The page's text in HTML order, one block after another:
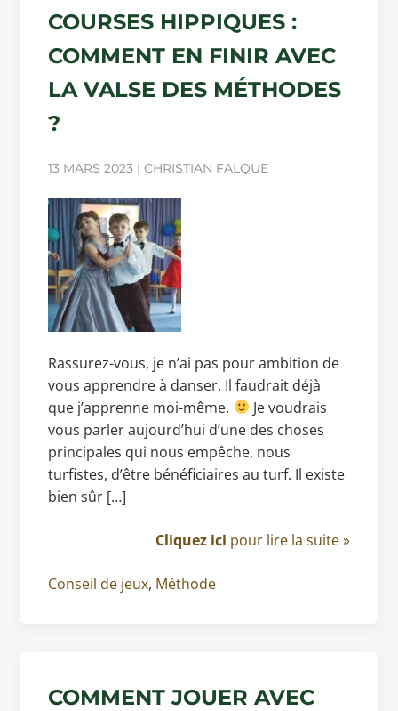
COURSES HIPPIQUES :
COMMENT EN FINIR AVEC
LA VALSE DES MÉTHODES
?
13 MARS 2023 | CHRISTIAN FALQUE
Rassurez-vous, je n’ai pas pour ambition de
vous apprendre à danser. Il faudrait déjà
que j’apprenne moi-même.
Je voudrais
vous parler aujourd’hui d’une des choses
principales qui nous empêche, nous
turfistes, d’être bénéficiaires au turf. Il existe
bien sûr […]
Cliquez ici pour lire la suite »
Conseil de jeux, Méthode
COMMENT JOUER AVEC